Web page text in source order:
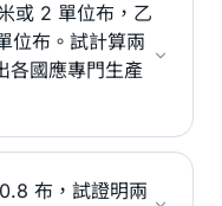
或 2 單位布，乙
位布。試計算兩
各國應專門生產
布，試證明兩